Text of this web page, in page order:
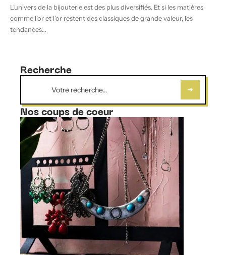
L’univers de la bijouterie est des plus diversifiés. Et si les matières
comme l’or et l’or restent des classiques de grande valeur, les
tendances…
Recherche
Nos coups de coeur